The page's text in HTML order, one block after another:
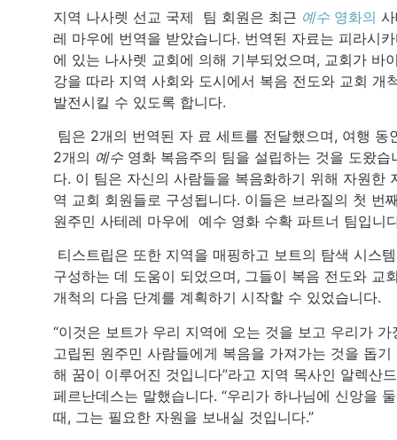
지역 나사렛 선교 국제 팀 회원은 최근 예수 영화의
레 마우에 번역을 받았습니다. 번역된 자료는 피라시
에 있는 나사렛 교회에 의해 기부되었으며, 교회가 바
강을 따라 지역 사회와 도시에서 복음 전도와 교회 개
발전시킬 수 있도록 합니다.
팀은 2개의 번역된 자 료 세트를 전달했으며, 여행 동
2개의 예수영화 복음주의 팀을 설립하는 것을 도왔습
다. 이 팀은 자신의 사람들을 복음화하기 위해 자원한
역 교회 회원들로 구성됩니다. 이들은 브라질의 첫 번
원주민 사테레 마우에 예수 영화 수확 파트너 팀입니
티스트립은 또한 지역을 매핑하고 보트의 탐색 시스
구성하는 데 도움이 되었으며, 그들이 복음 전도와 교
개척의 다음 단계를 계획하기 시작할 수 있었습니다.
“이것은 보트가 우리 지역에 오는 것을 보고 우리가 가
고립된 원주민 사람들에게 복음을 가져가는 것을 돕기
해 꿈이 이루어진 것입니다”라고 지역 목사인 알렉산
페르난데스는 말했습니다. “우리가 하나님에 신앙을 둘
때, 그는 필요한 자원을 보내실 것입니다.”